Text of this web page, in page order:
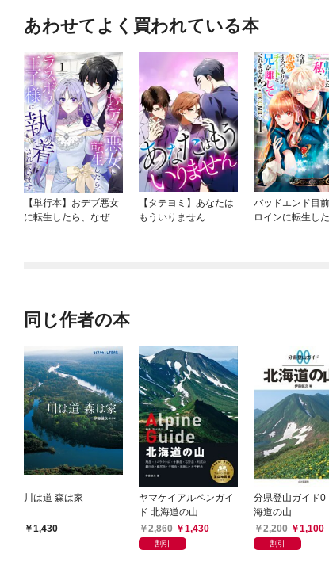
あわせてよく買われている本
【単行本】おデブ悪女
に転生したら、なぜか
【タテヨミ】あなたは
もういりません
バッドエンド目
ロインに転生し
同じ作者の本
川は道 森は家
1,430
ヤマケイアルペンガイ
ド 北海道の山
2,860
1,430
割引
分県登山ガイド
海道の山
2,200
1,100
割引